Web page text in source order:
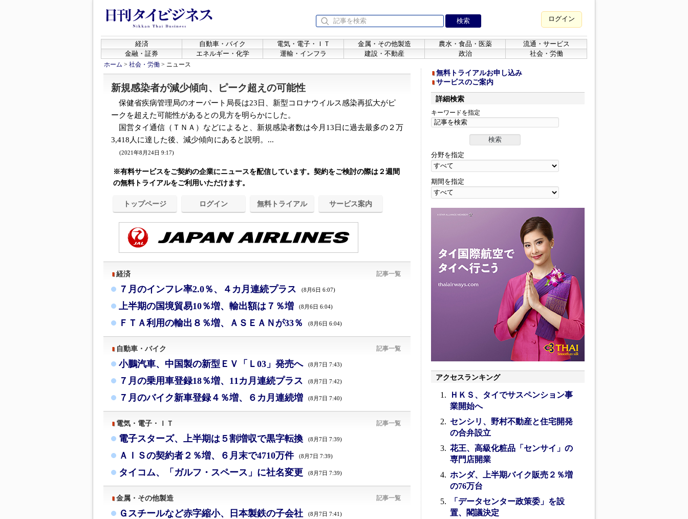
ログイン
経済 自動車・バイク 電気・電子・ＩＴ 金属・その他製造 農水・食品・医薬
流通・サービス
金融・証券
エネルギー・化学 運輸・インフラ 建設・不動産 政治 社会・労働
ホーム > 社会・労働 > ニュース
新規感染者が減少傾向、ピーク超えの可能性
保健省疾病管理局のオーパート局長は23日、新型コロナウイルス感染再拡大がピ
ークを超えた可能性があるとの見方を明らかにした。
国営タイ通信（ＴＮＡ）などによると、新規感染者数は今月13日に過去最多の２万
3,418人に達した後、減少傾向にあると説明。...
(2021年8月24日 9:17)
※有料サービスをご契約の企業にニュースを配信しています。契約をご検討の際は２週間
の無料トライアルをご利用いただけます。
トップページ ログイン 無料トライアル サービス案内
経済 記事一覧
７月のインフレ率2.0％、４カ月連続プラス (8月6日 6:07)
上半期の国境貿易10％増、輸出額は７％増 (8月6日 6:04)
ＦＴＡ利用の輸出８％増、ＡＳＥＡＮが33％ (8月6日 6:04)
自動車・バイク 記事一覧
小鵬汽車、中国製の新型ＥＶ「Ｌ03」発売へ (8月7日 7:43)
７月の乗用車登録18％増、11カ月連続プラス (8月7日 7:42)
７月のバイク新車登録４％増、６カ月連続増 (8月7日 7:40)
電気・電子・ＩＴ 記事一覧
電子スターズ、上半期は５割増収で黒字転換 (8月7日 7:39)
ＡＩＳの契約者２％増、６月末で4710万件 (8月7日 7:39)
タイコム、「ガルフ・スペース」に社名変更 (8月7日 7:39)
金属・その他製造 記事一覧
Ｇスチールなど赤字縮小、日本製鉄の子会社 (8月7日 7:41)
無料トライアルお申し込み
サービスのご案内
詳細検索
キーワードを指定
分野を指定
期間を指定
アクセスランキング
ＨＫＳ、タイでサスペンション事
業開始へ
センシリ、野村不動産と住宅開発
の合弁設立
花王、高級化粧品「センサイ」の
専門店開業
ホンダ、上半期バイク販売２％増
の76万台
「データセンター政策委」を設
置、閣議決定